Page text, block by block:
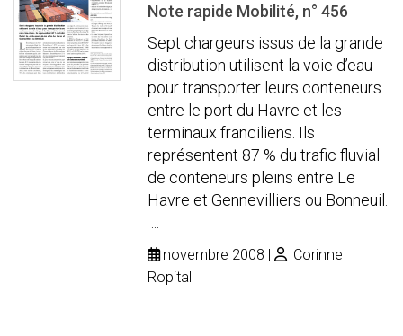
Note rapide Mobilité, n° 456
Sept chargeurs issus de la grande
distribution utilisent la voie d’eau
pour transporter leurs conteneurs
entre le port du Havre et les
terminaux franciliens. Ils
représentent 87 % du trafic fluvial
de conteneurs pleins entre Le
Havre et Gennevilliers ou Bonneuil.
novembre 2008
Corinne
Ropital